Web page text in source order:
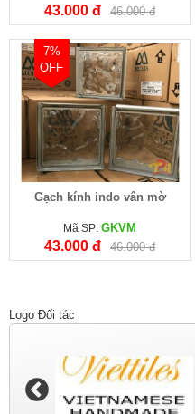
43.000 đ 46.000 đ
7%
OFF
Gạch kính indo vân mờ
Mã SP:GKVM
43.000 đ 46.000 đ
Logo Đối tác